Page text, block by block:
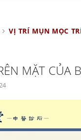
VỊ TRÍ MỤN MỌC
MẶT CỦA